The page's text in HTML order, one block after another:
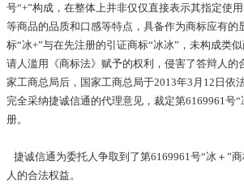
号“+”构成，在整体上并非仅仅直接表示其指定使
等商品的品质和口感等特点，具备作为商标应有的
标“冰+”与在先注册的引证商标“冰冰”，未构成类
请人滥用《商标法》赋予的权利，侵害了答辩人的
家工商总局后，国家工商总局于2013年3月12日依
完全采纳捷诚信通的代理意见，裁定第6169961号
册。
捷诚信通为委托人争取到了第6169961号“冰＋”
人的合法权益。